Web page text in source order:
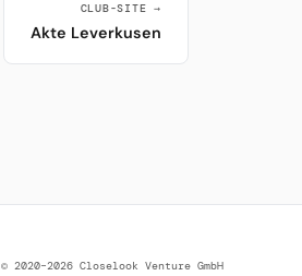
CLUB-SITE →
Akte Leverkusen
© 2020–2026 Closelook Venture GmbH